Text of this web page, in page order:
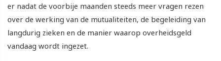
er nadat de voorbije maanden steeds meer vragen rezen
over de werking van de mutualiteiten, de begeleiding van
langdurig zieken en de manier waarop overheidsgeld
vandaag wordt ingezet.